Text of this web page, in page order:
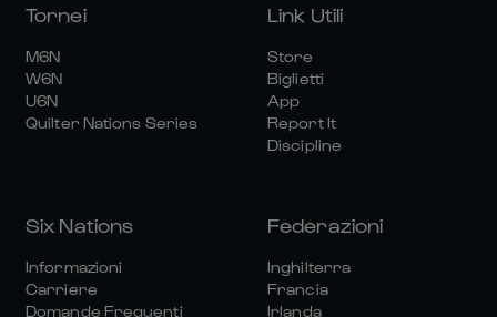
Tornei
M6N
W6N
U6N
Quilter Nations Series
Link Utili
Store
Biglietti
App
Report It
Discipline
Six Nations
Informazioni
Carriere
Domande Frequenti
Federazioni
Inghilterra
Francia
Irlanda